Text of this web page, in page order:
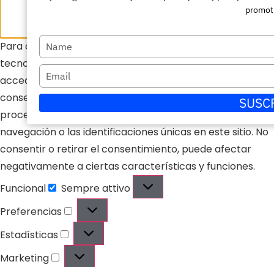
Para ofrecer las mejores experiencias, utilizamos
tecnologías como las cookies para almacenar y/o
acceder a la información del dispositivo. El
consentimiento de estas tecnologías nos permitirá
procesar datos como el comportamiento de
navegación o las identificaciones únicas en este sitio. No
consentir o retirar el consentimiento, puede afectar
negativamente a ciertas características y funciones.
Funcional
Sempre attivo
Preferencias
Estadísticas
Marketing
Escriba
su
nombre
Escriba
su
correo
electrónico